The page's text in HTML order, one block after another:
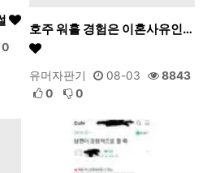
0
호주 워홀 경험은 이혼사유인…
유머자판기 08-03
8843
0
0